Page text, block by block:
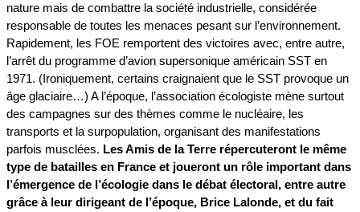
nature mais de combattre la société industrielle, considérée
responsable de toutes les menaces pesant sur l’environnement.
Rapidement, les FOE remportent des victoires avec, entre autre,
l’arrêt du programme d’avion supersonique américain SST en
1971. (Ironiquement, certains craignaient que le SST provoque un
âge glaciaire…) A l’époque, l’association écologiste mène surtout
des campagnes sur des thèmes comme le nucléaire, les
transports et la surpopulation, organisant des manifestations
parfois musclées. Les Amis de la Terre répercuteront le même
type de batailles en France et joueront un rôle important dans
l’émergence de l’écologie dans le débat électoral, entre autre
grâce à leur dirigeant de l’époque, Brice Lalonde, et du fait